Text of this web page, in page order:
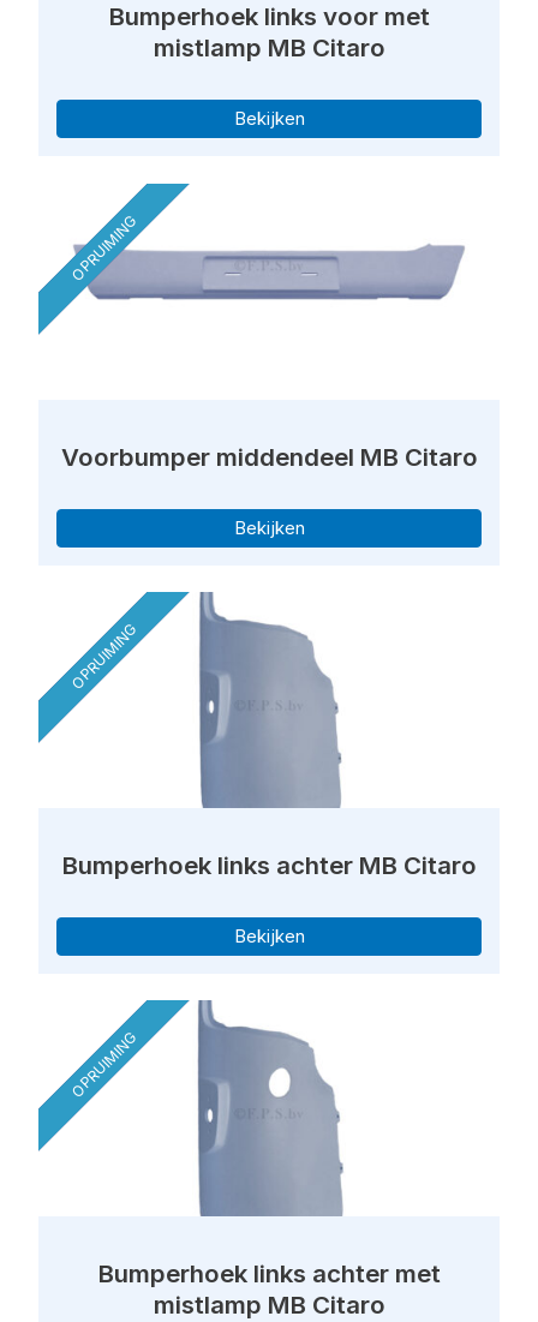
Bumperhoek links voor met
mistlamp MB Citaro
Bekijken
OPRUIMING
Voorbumper middendeel MB Citaro
Bekijken
OPRUIMING
Bumperhoek links achter MB Citaro
Bekijken
OPRUIMING
Bumperhoek links achter met
mistlamp MB Citaro